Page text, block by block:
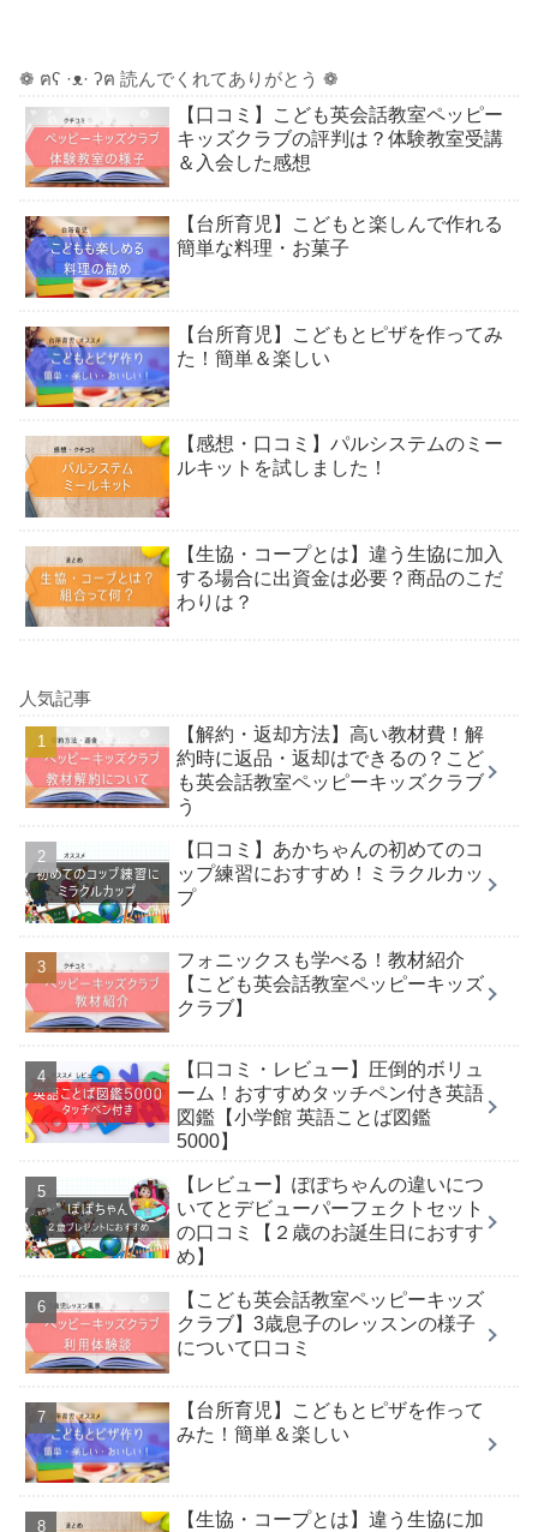
❁ ฅʕ ·ᴥ· ʔฅ 読んでくれてありがとう ❁
【口コミ】こども英会話教室ペッピー
キッズクラブの評判は？体験教室受講
＆入会した感想
【台所育児】こどもと楽しんで作れる
簡単な料理・お菓子
【台所育児】こどもとピザを作ってみ
た！簡単＆楽しい
【感想・口コミ】パルシステムのミー
ルキットを試しました！
【生協・コープとは】違う生協に加入
する場合に出資金は必要？商品のこだ
わりは？
人気記事
【解約・返却方法】高い教材費！解
約時に返品・返却はできるの？こど
も英会話教室ペッピーキッズクラブ
う
【口コミ】あかちゃんの初めてのコ
ップ練習におすすめ！ミラクルカッ
プ
フォニックスも学べる！教材紹介
【こども英会話教室ペッピーキッズ
クラブ】
【口コミ・レビュー】圧倒的ボリュ
ーム！おすすめタッチペン付き英語
図鑑【小学館 英語ことば図鑑
5000】
【レビュー】ぽぽちゃんの違いにつ
いてとデビューパーフェクトセット
の口コミ【２歳のお誕生日におすす
め】
【こども英会話教室ペッピーキッズ
クラブ】3歳息子のレッスンの様子
について口コミ
【台所育児】こどもとピザを作って
みた！簡単＆楽しい
【生協・コープとは】違う生協に加